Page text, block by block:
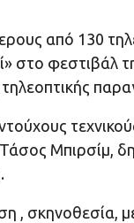
από 130
στο
Μπιρσίμ,
σκηνοθεσία,